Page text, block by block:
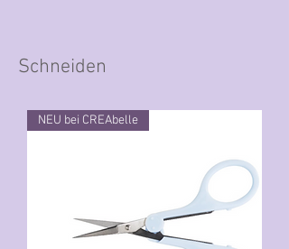
Schneiden
NEU bei CREAbelle